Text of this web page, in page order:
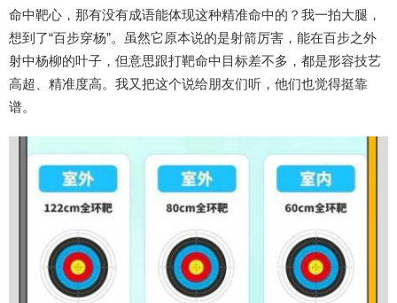
命中靶心，那有没有成语能体现这种精准命中的？我一拍大腿，
想到了“百步穿杨”。虽然它原本说的是射箭厉害，能在百步之外
射中杨柳的叶子，但意思跟打靶命中目标差不多，都是形容技艺
高超、精准度高。我又把这个说给朋友们听，他们也觉得挺靠
谱。